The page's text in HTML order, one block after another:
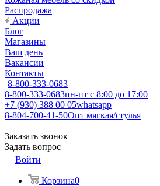
Распродажа
Акции
Блог
Магазины
Ваш день
Вакансии
Контакты
8-800-333-0683
8-800-333-0683пн-пт с 8:00 до 17:00
+7 (930) 388 00 05whatsapp
8-804-700-41-50Опт мягкая/стулья
Заказать звонок
Задать вопрос
Войти
Корзина0